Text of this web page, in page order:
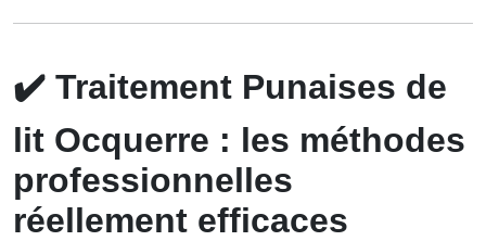
✔️ Traitement Punaises de
lit Ocquerre : les méthodes
professionnelles
réellement efficaces